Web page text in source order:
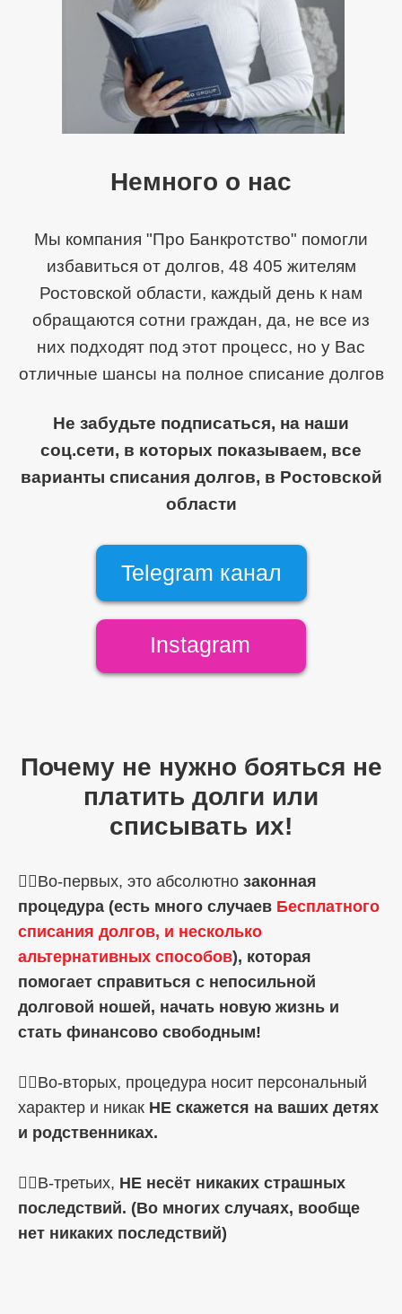
Немного о нас
Мы компания "Про Банкротство" помогли
избавиться от долгов, 48 405 жителям
Ростовской области, каждый день к нам
обращаются сотни граждан, да, не все из
них подходят под этот процесс, но у Вас
отличные шансы на полное списание долгов
Не забудьте подписаться, на наши
соц.сети, в которых показываем, все
варианты списания долгов, в Ростовской
области
Telegram канал
Instagram
Почему не нужно бояться не
платить долги или
списывать их!
☝🏼Во-первых, это абсолютно законная
процедура (есть много случаев Бесплатного
списания долгов, и несколько
альтернативных способов), которая
помогает справиться с непосильной
долговой ношей, начать новую жизнь и
стать финансово свободным!
☝🏼Во-вторых, процедура носит персональный
характер и никак НЕ скажется на ваших детях
и родственниках.
☝🏼В-третьих, НЕ несёт никаких страшных
последствий. (Во многих случаях, вообще
нет никаких последствий)